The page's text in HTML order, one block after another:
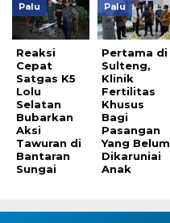
Palu
Reaksi
Cepat
Satgas K5
Lolu
Selatan
Bubarkan
Aksi
Tawuran di
Bantaran
Sungai
Palu
Pertama di
Sulteng,
Klinik
Fertilitas
Khusus
Bagi
Pasangan
Yang Belum
Dikaruniai
Anak